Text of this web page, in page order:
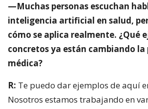
—Muchas personas escuchan
inteligencia artificial en salud,
cómo se aplica realmente. ¿Qué
concretos ya están cambiando la
médica?
R: Te puedo dar ejemplos de aquí
Nosotros estamos trabajando en